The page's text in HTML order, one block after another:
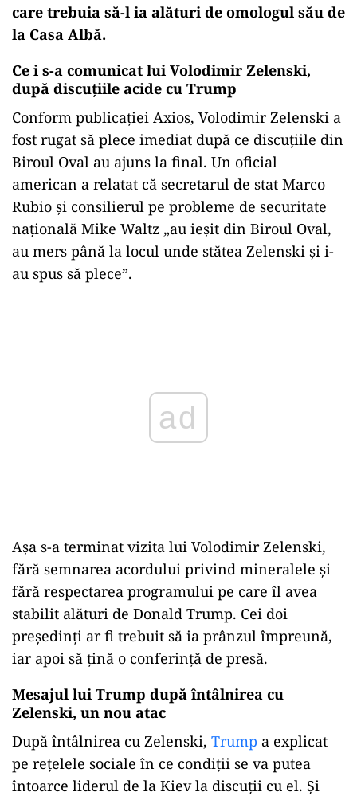
care trebuia să-l ia alături de omologul său de
la Casa Albă.
Ce i s-a comunicat lui Volodimir Zelenski,
după discuțiile acide cu Trump
Conform publicației Axios, Volodimir Zelenski a
fost rugat să plece imediat după ce discuțiile din
Biroul Oval au ajuns la final. Un oficial
american a relatat că secretarul de stat Marco
Rubio şi consilierul pe probleme de securitate
naţională Mike Waltz „au ieşit din Biroul Oval,
au mers până la locul unde stătea Zelenski şi i-
au spus să plece”.
Așa s-a terminat vizita lui Volodimir Zelenski,
fără semnarea acordului privind mineralele și
fără respectarea programului pe care îl avea
stabilit alături de Donald Trump. Cei doi
președinți ar fi trebuit să ia prânzul împreună,
iar apoi să țină o conferință de presă.
Mesajul lui Trump după întâlnirea cu
Zelenski, un nou atac
După întâlnirea cu Zelenski, Trump a explicat
pe rețelele sociale în ce condiții se va putea
întoarce liderul de la Kiev la discuții cu el. Și